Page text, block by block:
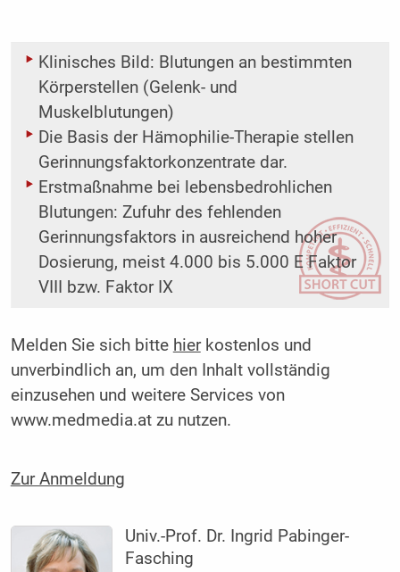
Klinisches Bild: Blutungen an bestimmten
Körperstellen (Gelenk- und
Muskelblutungen)
Die Basis der Hämophilie-Therapie stellen
Gerinnungsfaktorkonzentrate dar.
Erstmaßnahme bei lebensbedrohlichen
Blutungen: Zufuhr des fehlenden
Gerinnungsfaktors in ausreichend hoher
Dosierung, meist 4.000 bis 5.000 E Faktor
VIII bzw. Faktor IX
Melden Sie sich bitte hierkostenlos und
unverbindlich an, um den Inhalt vollständig
einzusehen und weitere Services von
www.medmedia.at zu nutzen.
Zur Anmeldung
Univ.-Prof. Dr. Ingrid Pabinger-
Fasching